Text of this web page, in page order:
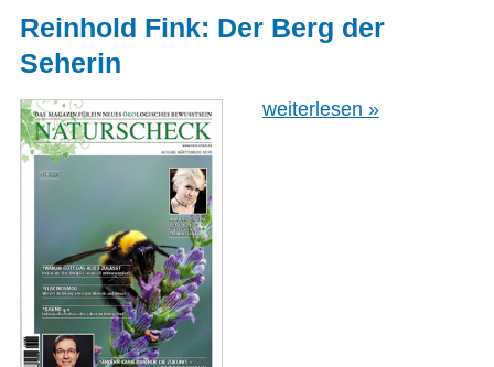
Reinhold Fink: Der Berg der
Seherin
weiterlesen »